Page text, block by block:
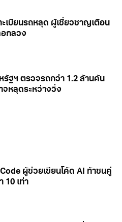
เบียนรถหลุด ผู้เชี่ยวชาญเตือน
กลวง
รัฐฯ ตรวจรถกว่า 1.2 ล้านคัน
จหลุดระหว่างวิ่ง
ผู้ช่วยเขียนโค้ด AI ท้าชนคู่
10 เท่า